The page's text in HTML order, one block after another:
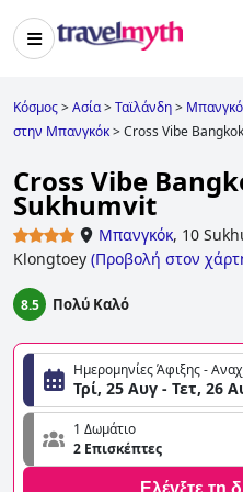
Κόσμος>Ασία>Ταϊλάνδη>
στην Μπανγκόκ>Cross Vibe
Cross Vibe
Sukhumvit
Μπανγκόκ, 10
Klongtoey (Προβολή στον
8.5 Πολύ Καλό
Ημερομηνίες Άφιξης -
Τρί, 25 Αυγ - Τετ, 26
1 Δωμάτιο
2 Επισκέπτες
Ελέγξτε τη